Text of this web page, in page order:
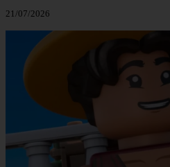
21/07/2026